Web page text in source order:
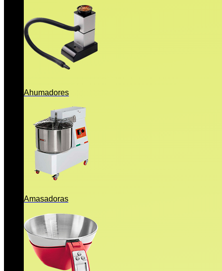
Ahumadores
Amasadoras